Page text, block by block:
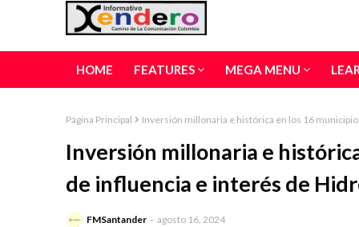
HOME FEATURES MEGA MENU
Página Principal Inversión millonaria e histórica en los 16
Inversión millonaria e
de influencia e interés de
FMSantander agosto 16, 2024